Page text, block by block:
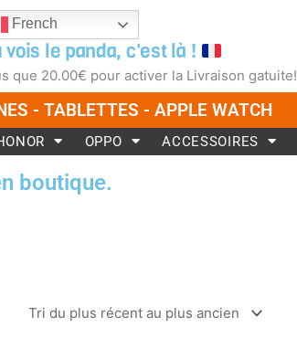
French
vois le panda, c'est là !
que 20.00€ pour activer la Livraison gatuite!
- TABLETTES - APPLE WATCH
OPPO ACCESSOIRES
boutique.